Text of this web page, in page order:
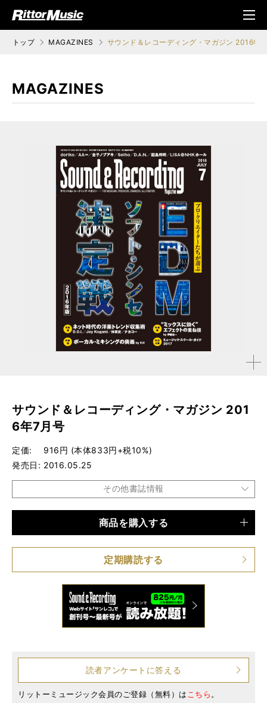
ジック (Rittor Musi
メニ
ュ
トップ MAGAZINES サウンド＆レコーディング・マガジン 2016年7
MAGAZINES
拡大す
サウンド＆レコーディング・マガジン 201
6年7月号
定価
916円 (本体833円+税10%)
発売日
2016.05.25
その他書誌情報
仕様 B5変形判 / 272ページ
商品を購入する
定期購読する
読者アンケートに答える
リットーミュージック会員のご登録（無料）はこちら。